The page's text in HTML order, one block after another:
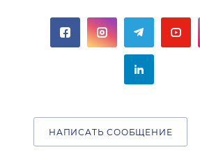
НАПИСАТЬ СООБЩЕНИЕ